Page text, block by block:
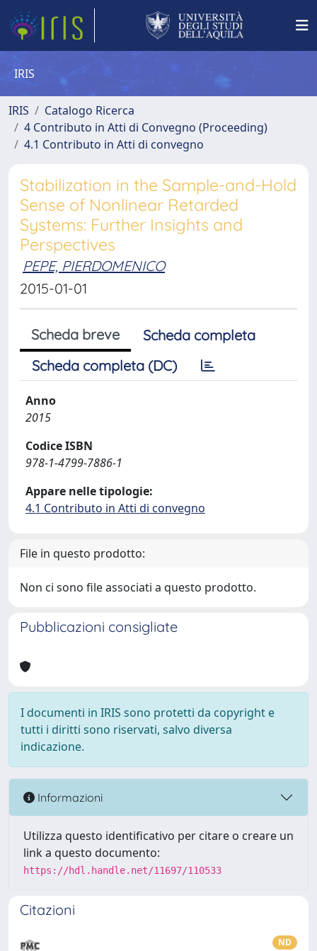
IRIS
IRIS
Catalogo Ricerca
4 Contributo in Atti di Convegno (Proceeding)
4.1 Contributo in Atti di convegno
Stabilization in the Sample-and-Hold
Sense of Nonlinear Retarded
Systems: Further Insights and
Perspectives
PEPE, PIERDOMENICO
2015-01-01
Scheda breve
Scheda completa
Scheda completa (DC)
Anno
2015
Codice ISBN
978-1-4799-7886-1
Appare nelle tipologie:
4.1 Contributo in Atti di convegno
File in questo prodotto:
Non ci sono file associati a questo prodotto.
Pubblicazioni consigliate
I documenti in IRIS sono protetti da copyright e
tutti i diritti sono riservati, salvo diversa
indicazione.
Informazioni
Utilizza questo identificativo per citare o creare un
link a questo documento:
https://hdl.handle.net/11697/110533
Citazioni
ND